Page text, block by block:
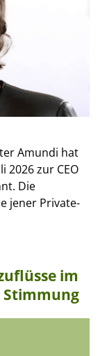
Amundi hat
2026 zur CEO
Die
jener Private-
im
Stimmung